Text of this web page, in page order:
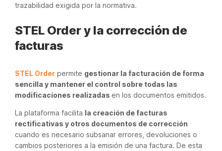
trazabilidad exigida por la normativa.
STEL Order y la corrección de
facturas
STEL Order permite gestionar la facturación de forma
sencilla y mantener el control sobre todas las
modificaciones realizadas en los documentos emitidos.
La plataforma facilita la creación de facturas
rectificativas y otros documentos de corrección
cuando es necesario subsanar errores, devoluciones o
cambios posteriores a la emisión de una factura. De esta